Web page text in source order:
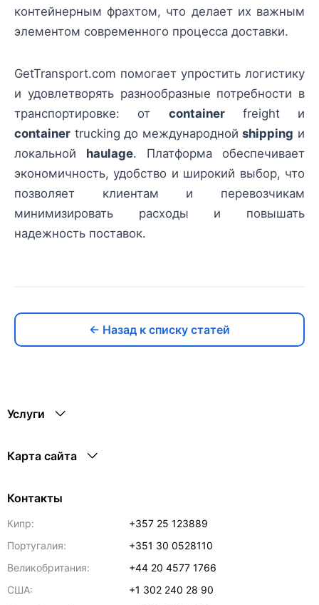
контейнерным фрахтом, что делает их важным
элементом современного процесса доставки.
GetTransport.com помогает упростить логистику
и удовлетворять разнообразные потребности в
транспортировке: от containerfreight и
container trucking до международнойshipping и
локальной haulage. Платформа обеспечивает
экономичность, удобство и широкий выбор, что
позволяет клиентам и перевозчикам
минимизировать расходы и повышать
надежность поставок.
← Назад к списку статей
Услуги
Карта сайта
Контакты
Кипр:
+357 25 123889
Португалия:
+351 30 0528110
Великобритания:
+44 20 4577 1766
США:
+1 302 240 28 90